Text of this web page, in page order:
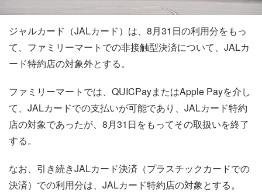
ジャルカード（JALカード）は、8月31日の利用分をもっ
て、ファミリーマートでの非接触型決済について、JALカ
ード特約店の対象外とする。
ファミリーマートでは、QUICPayまたはApple Payを介し
て、JALカードでの支払いが可能であり、JALカード特約
店の対象であったが、8月31日をもってその取扱いを終了
する。
なお、引き続きJALカード決済（プラスチックカードでの
決済）での利用分は、JALカード特約店の対象とする。